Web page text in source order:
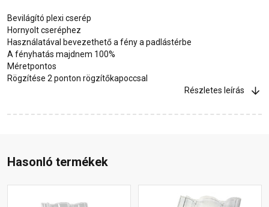
Bevilágító plexi cserép
Hornyolt cseréphez
Használatával bevezethető a fény a padlástérbe
A fényhatás majdnem 100%
Méretpontos
Rögzítése 2 ponton rögzítőkapoccsal
Részletes leírás
Hasonló termékek